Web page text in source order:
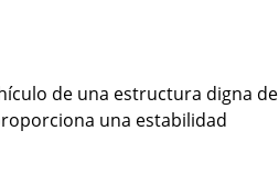
de una estructura digna de
una estabilidad